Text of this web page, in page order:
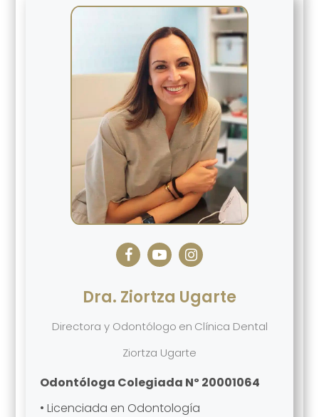
Dra. Ziortza Ugarte
Directora y Odontólogo en Clínica Dental
Ziortza Ugarte
Odontóloga Colegiada Nº 20001064
• Licenciada en Odontología